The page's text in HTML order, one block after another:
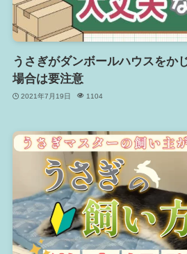
うさぎがダンボールハウスをか
場合は要注意
2021年7月19日 1104